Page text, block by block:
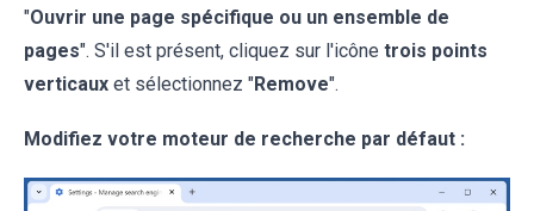
"Ouvrir une page spécifique ou un ensemble de
pages". S'il est présent, cliquez sur l'icône trois points
verticaux et sélectionnez "Remove".
Modifiez votre moteur de recherche par défaut :